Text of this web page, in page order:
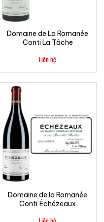
Domaine de La Romanée
Conti La Tâche
Liên hệ
Domaine de la Romanée
Conti Échézeaux